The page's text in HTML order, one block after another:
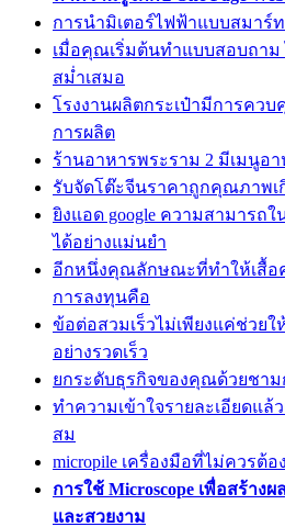
การนำมิเตอร์ไฟฟ้าแบบสมาร์
เมื่อคุณเริ่มต้นทำแบบสอบถาม
สม่ำเสมอ
โรงงานผลิตกระเป๋ามีการค
การผลิต
ร้านอาหารพระราม 2 มีเมนูอ
รับจัดโต๊ะจีนราคาถูกคุณภาพเ
ยิงแอด google ความสามารถใ
ได้อย่างแม่นยำ
อีกหนึ่งคุณลักษณะที่ทำให้เสื้อ
การลงทุนคือ
ข้อต่อสวมเร็วไม่เพียงแค่ช่วย
อย่างรวดเร็ว
ยกระดับธุรกิจของคุณด้วยชา
ทำความเข้าใจรายละเอียดแล้
สม
micropile เครื่องมือที่ไม่ควรต้
การใช้ Microscope เพื่อสร้าง
และสวยงาม